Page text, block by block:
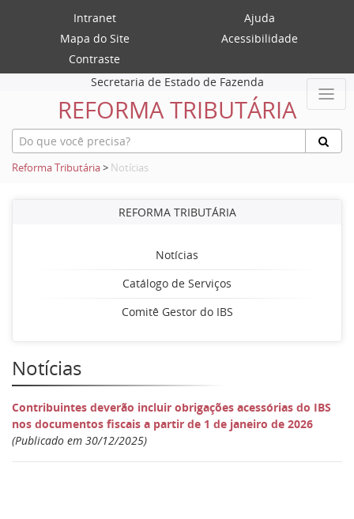
Intranet
Ajuda
Mapa do Site
Acessibilidade
Contraste
Secretaria de Estado de Fazenda
REFORMA TRIBUTÁRIA
Reforma Tributária> Notícias
REFORMA TRIBUTÁRIA
Notícias
Catálogo de Serviços
Comitê Gestor do IBS
Notícias
Contribuintes deverão incluir obrigações acessórias do IBS
nos documentos fiscais a partir de 1 de janeiro de 2026
(Publicado em 30/12/2025)